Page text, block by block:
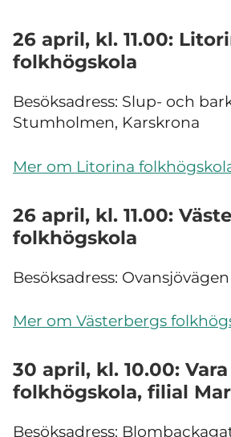
26 april, kl. 11.00:
folkhögskola
Besöksadress: Slup- och
Stumholmen, Karskrona
Mer om Litorina
26 april, kl. 11.00:
folkhögskola
Besöksadress:
Mer om Västerbergs
30 april, kl. 10.00: Vara
folkhögskola, filial
Besöksadress: